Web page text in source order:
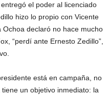
el poder al licenciado
hizo lo propio con Vicente
declaró no hace mucho
“perdí ante Ernesto Zedillo”,
está en campaña, no
un objetivo inmediato: la